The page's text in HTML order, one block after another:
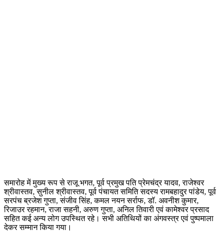
समारोह में मुख्य रूप से राजू भगत, पूर्व प्रमुख पति प्रेमचंद्र यादव, राजेश्वर
श्रीवास्तव, सुनील श्रीवास्तव, पूर्व पंचायत समिति सदस्य रामबहादुर पांडेय, पूर्व
सरपंच ब्रजेश गुप्ता, संजीव सिंह, कमल नयन सर्राफ, डॉ. अवनीश कुमार,
रिजाउर रहमान, राजा सहनी, अरुण गुप्ता, अनिल तिवारी एवं कामेश्वर प्रसाद
सहित कई अन्य लोग उपस्थित रहे। सभी अतिथियों का अंगवस्त्र एवं पुष्पमाला
देकर सम्मान किया गया।